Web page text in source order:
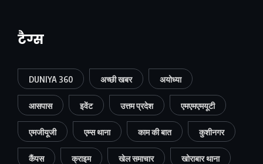
टैग्स
DUNIYA 360 अच्छी खबर अयोध्या
आसपास इवेंट उत्तम प्रदेश एमएमएमयूटी
एमजीयूजी एम्स थाना काम की बात कुशीनगर
कैंपस क्राइम खेल समाचार खोराबार थाना